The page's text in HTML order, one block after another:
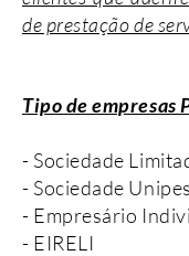
de prestação de
Tipo de empresas
- Sociedade
- Sociedade
- Empresário
- EIRELI